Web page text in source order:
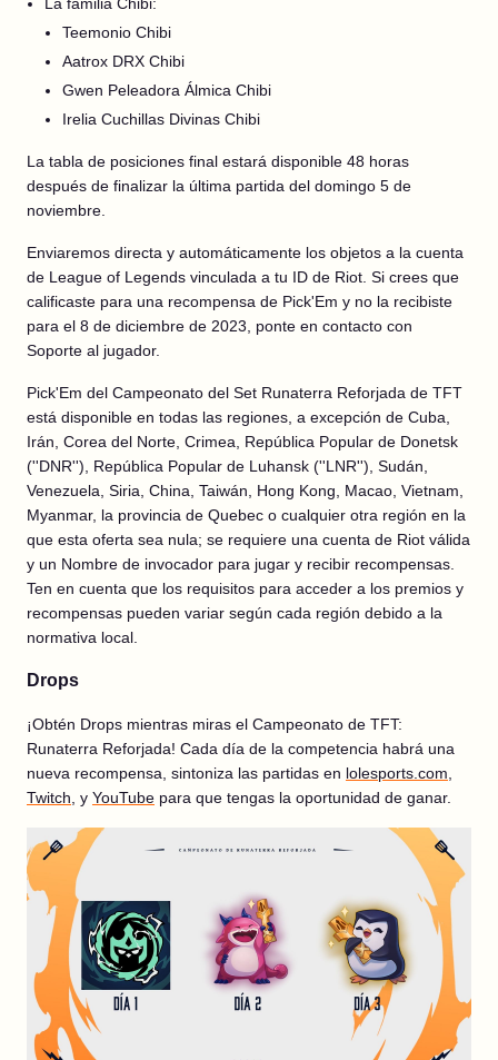
Teemonio Chibi
Aatrox DRX Chibi
Gwen Peleadora Álmica Chibi
Irelia Cuchillas Divinas Chibi
La tabla de posiciones final estará disponible 48 horas
después de finalizar la última partida del domingo 5 de
noviembre.
Enviaremos directa y automáticamente los objetos a la cuenta
de League of Legends vinculada a tu ID de Riot. Si crees que
calificaste para una recompensa de Pick'Em y no la recibiste
para el 8 de diciembre de 2023, ponte en contacto con
Soporte al jugador.
Pick'Em del Campeonato del Set Runaterra Reforjada de TFT
está disponible en todas las regiones, a excepción de Cuba,
Irán, Corea del Norte, Crimea, República Popular de Donetsk
(''DNR''), República Popular de Luhansk (''LNR''), Sudán,
Venezuela, Siria, China, Taiwán, Hong Kong, Macao, Vietnam,
Myanmar, la provincia de Quebec o cualquier otra región en la
que esta oferta sea nula; se requiere una cuenta de Riot válida
y un Nombre de invocador para jugar y recibir recompensas.
Ten en cuenta que los requisitos para acceder a los premios y
recompensas pueden variar según cada región debido a la
normativa local.
Drops
¡Obtén Drops mientras miras el Campeonato de TFT:
Runaterra Reforjada! Cada día de la competencia habrá una
nueva recompensa, sintoniza las partidas en lolesports.com
Twitch , y YouTube para que tengas la oportunidad de ganar.